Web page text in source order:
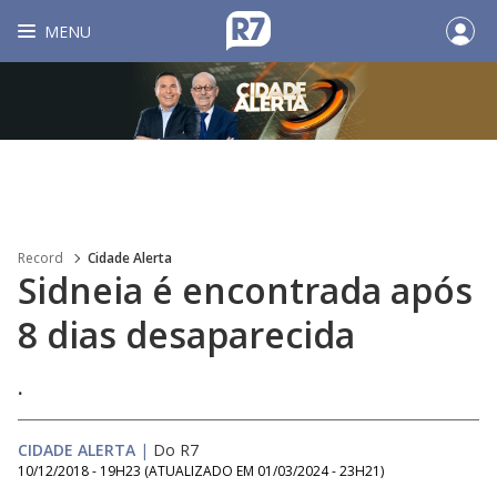
MENU
Record Cidade Alerta
Sidneia é encontrada após
8 dias desaparecida
.
CIDADE ALERTA | Do R7
10/12/2018 - 19H23 (ATUALIZADO EM 01/03/2024 - 23H21)